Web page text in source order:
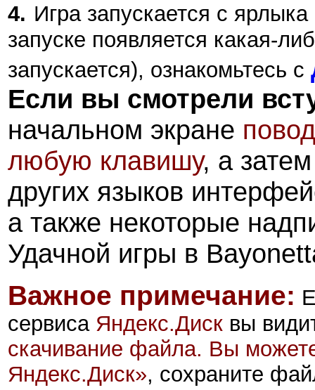
4. Игра запускается с
запуске появляется какая-
запускается), ознакомьтесь с
Если вы смотрели
начальном экране
любую клавишу, а
других языков
а также некоторые
Удачной игры в
Важное примечание:
сервиса Яндекс.Диск вы
скачивание файла. Вы
Яндекс.Диск», сохраните